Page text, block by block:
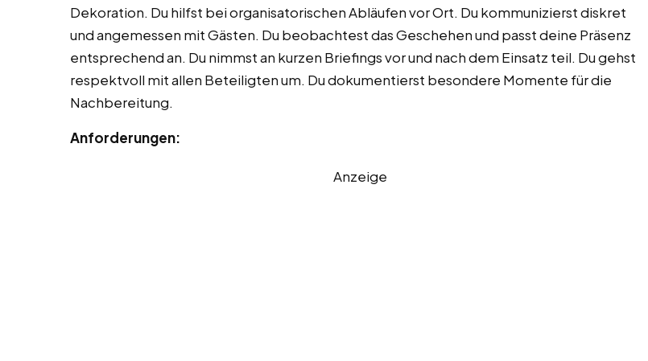
Dekoration. Du hilfst bei organisatorischen Abläufen vor Ort. Du kommunizierst diskret
und angemessen mit Gästen. Du beobachtest das Geschehen und passt deine Präsenz
entsprechend an. Du nimmst an kurzen Briefings vor und nach dem Einsatz teil. Du gehst
respektvoll mit allen Beteiligten um. Du dokumentierst besondere Momente für die
Nachbereitung.
Anforderungen:
Anzeige